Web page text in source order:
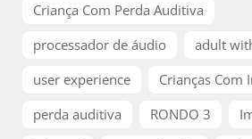
Criança Com Perda Auditiva
processador de áudio
adult
user experience
Crianças Com
perda auditiva
RONDO 3